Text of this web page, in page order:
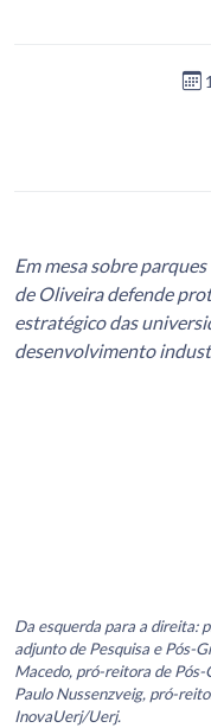
Em mesa sobre
de Oliveira defende
estratégico das
desenvolvimento
Da esquerda para a direita:
adjunto de Pesquisa e Pós-
Macedo, pró-reitora de Pós-
Paulo Nussenzveig, pró-
InovaUerj/Uerj.